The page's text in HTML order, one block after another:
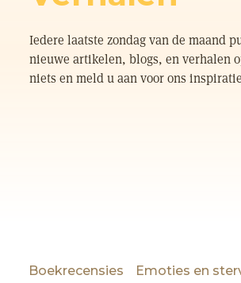
Iedere laatste zondag van de maand
nieuwe artikelen, blogs, en verhalen
niets en meld u aan voor ons
Boekrecensies Emoties en